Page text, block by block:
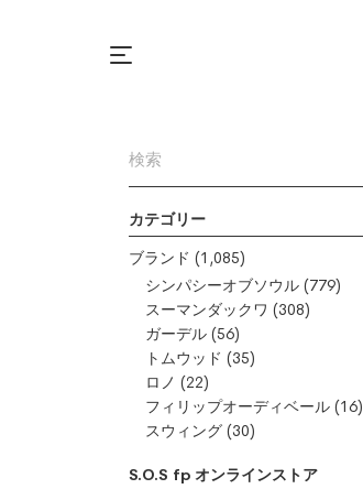
カテゴリー
ブランド (1,085)
シンパシーオブソウル (779)
スーマンダックワ (308)
ガーデル (56)
トムウッド (35)
ロノ (22)
フィリップオーディベール (16)
スウィング (30)
S.O.S fp オンラインストア